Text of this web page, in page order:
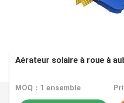
Aérateur solaire à roue à
MOQ：1 ensemble